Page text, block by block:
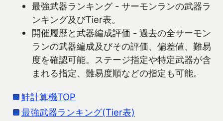
最強武器ランキング - サーモンランの武器ラ
ンキング及びTier表。
開催履歴と武器編成評価 - 過去の全サーモン
ランの武器編成及びその評価、偏差値、難易
度を確認可能。ステージ指定や特定武器が含
まれる指定、難易度順などの指定も可能。
鮭計算機TOP
最強武器ランキング(Tier表)